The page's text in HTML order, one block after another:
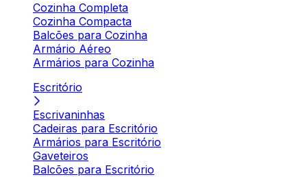
Cozinha Completa
Cozinha Compacta
Balcões para Cozinha
Armário Aéreo
Armários para Cozinha
Escritório
Escrivaninhas
Cadeiras para Escritório
Armários para Escritório
Gaveteiros
Balcões para Escritório